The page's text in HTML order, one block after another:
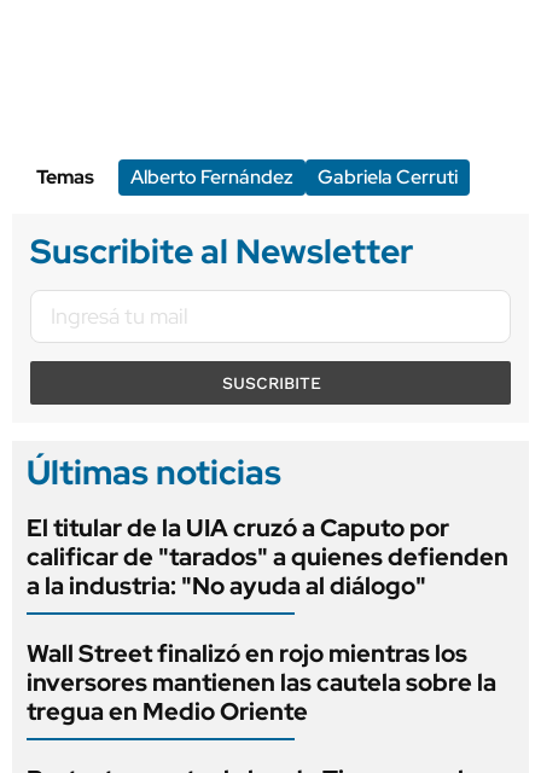
Temas Alberto Fernández Gabriela Cerruti
Suscribite al Newsletter
SUSCRIBITE
Últimas noticias
El titular de la UIA cruzó a Caputo por
calificar de "tarados" a quienes defienden
a la industria: "No ayuda al diálogo"
Wall Street finalizó en rojo mientras los
inversores mantienen las cautela sobre la
tregua en Medio Oriente